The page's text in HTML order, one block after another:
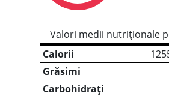
Valori medii nutriționale
Calorii
Grăsimi
Carbohidrați